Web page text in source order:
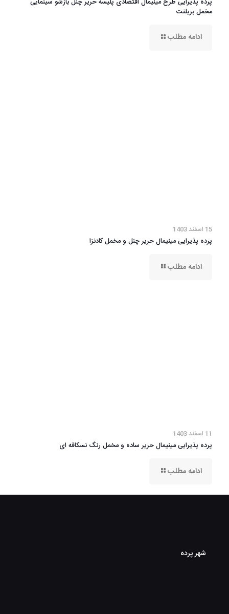
مخمل بریلنت
ادامه مطلب
15 اسفند 1403
پرده پذیرایی مینیمال حریر چنل و مخمل کادنزا
ادامه مطلب
11 اسفند 1403
پرده پذیرایی مینیمال حریر ساده و مخمل رنگ نسکافه ای
ادامه مطلب
شهر پرده